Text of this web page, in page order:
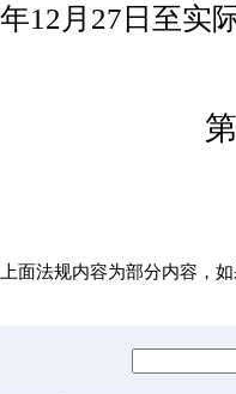
年12月27日至实
上面法规内容为部分内容，